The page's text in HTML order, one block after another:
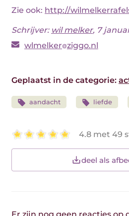
Zie ook: http://
Schrijver: wil melker, 7
wlmelker ziggo.nl
Geplaatst in de categorie:
aandacht liefde
4.8 met 49
deel als